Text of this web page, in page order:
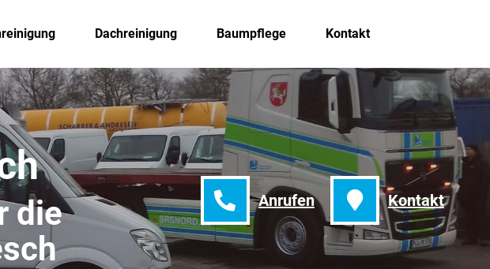
Dachreinigung Baumpflege Kontakt
die
Anrufen Kontakt